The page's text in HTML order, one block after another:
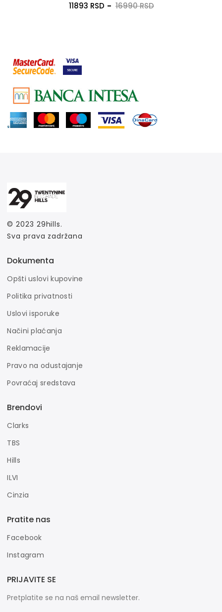
11893 RSD 16990 RSD
© 2023 29hills.
Sva prava zadržana
Dokumenta
Opšti uslovi kupovine
Politika privatnosti
Uslovi isporuke
Načini plaćanja
Reklamacije
Pravo na odustajanje
Povraćaj sredstava
Brendovi
Clarks
TBS
Hills
ILVI
Cinzia
Pratite nas
Facebook
Instagram
PRIJAVITE SE
Pretplatite se na naš email newsletter.